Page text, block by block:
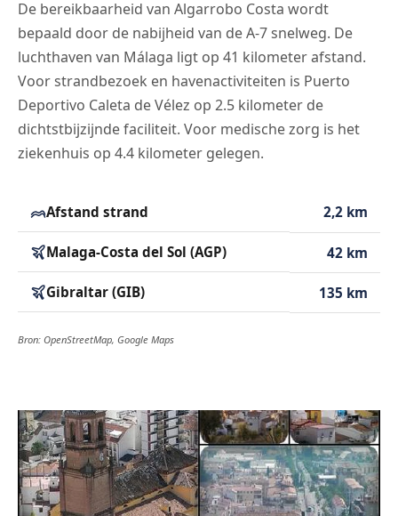
De bereikbaarheid van Algarrobo Costa wordt
bepaald door de nabijheid van de A-7 snelweg. De
luchthaven van Málaga ligt op 41 kilometer afstand.
Voor strandbezoek en havenactiviteiten is Puerto
Deportivo Caleta de Vélez op 2.5 kilometer de
dichtstbijzijnde faciliteit. Voor medische zorg is het
ziekenhuis op 4.4 kilometer gelegen.
Afstand strand 2,2 km
Malaga-Costa del Sol (AGP) 42 km
Gibraltar (GIB) 135 km
Bron: OpenStreetMap, Google Maps